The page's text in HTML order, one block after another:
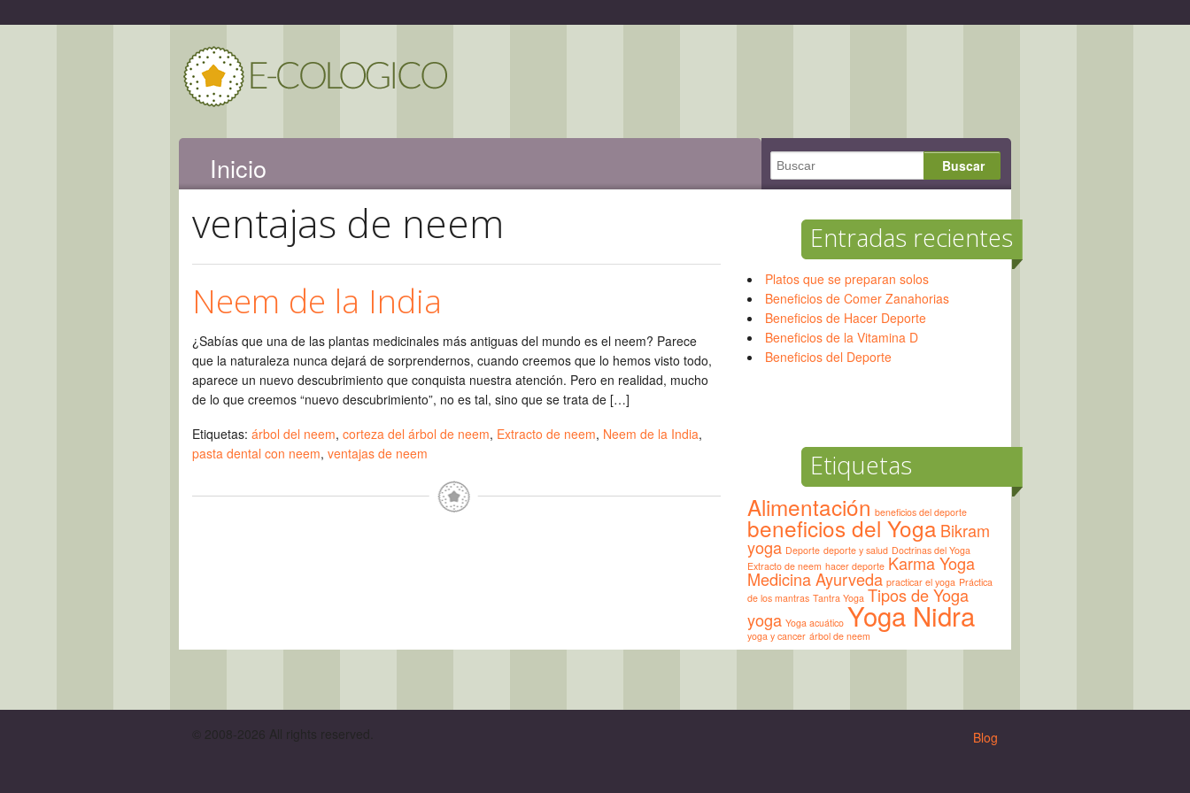
Inicio
ventajas de neem
Neem de la India
¿Sabías que una de las plantas medicinales más antiguas del mundo es el neem? Parece
que la naturaleza nunca dejará de sorprendernos, cuando creemos que lo hemos visto todo,
aparece un nuevo descubrimiento que conquista nuestra atención. Pero en realidad, mucho
de lo que creemos “nuevo descubrimiento”, no es tal, sino que se trata de […]
Etiquetas: árbol del neem, corteza del árbol de neem, Extracto de neem, Neem de la India,
pasta dental con neem, ventajas de neem
Entradas recientes
Platos que se preparan solos
Beneficios de Comer Zanahorias
Beneficios de Hacer Deporte
Beneficios de la Vitamina D
Beneficios del Deporte
Etiquetas
Alimentación beneficios del deporte
beneficios del Yoga Bikram
yoga Deporte deporte y salud Doctrinas del Yoga
Extracto de neem hacer deporte Karma Yoga
Medicina Ayurveda practicar el yoga Práctica
de los mantras Tantra Yoga Tipos de Yoga
yoga Yoga acuático Yoga Nidra
yoga y cancer árbol de neem
© 2008-2026 All rights reserved. Blog